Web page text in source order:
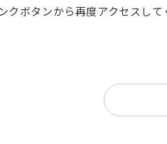
クボタンから再度アクセスして